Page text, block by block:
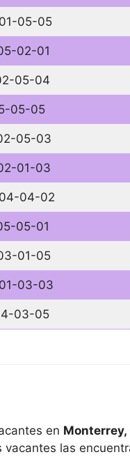
05-05
02-01
05-04
05-05
05-03
01-03
04-02
05-01
01-05
03-03
03-05
en Monterrey,
vacantes las